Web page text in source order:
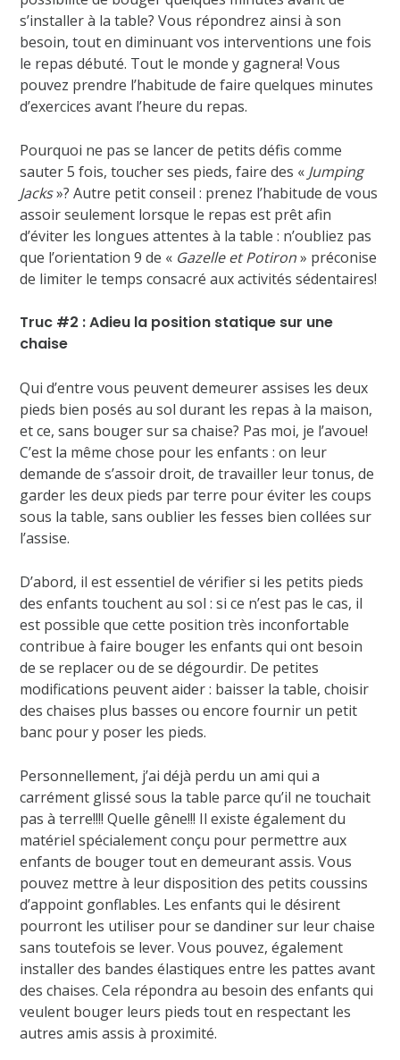
s’installer à la table? Vous répondrez ainsi à son
besoin, tout en diminuant vos interventions une fois
le repas débuté. Tout le monde y gagnera! Vous
pouvez prendre l’habitude de faire quelques minutes
d’exercices avant l’heure du repas.
Pourquoi ne pas se lancer de petits défis comme
sauter 5 fois, toucher ses pieds, faire des « Jumping
Jacks»? Autre petit conseil : prenez l’habitude de vous
assoir seulement lorsque le repas est prêt afin
d’éviter les longues attentes à la table : n’oubliez pas
que l’orientation 9 de « Gazelle et Potiron» préconise
de limiter le temps consacré aux activités sédentaires!
Truc #2 : Adieu la position statique sur une
chaise
Qui d’entre vous peuvent demeurer assises les deux
pieds bien posés au sol durant les repas à la maison,
et ce, sans bouger sur sa chaise? Pas moi, je l’avoue!
C’est la même chose pour les enfants : on leur
demande de s’assoir droit, de travailler leur tonus, de
garder les deux pieds par terre pour éviter les coups
sous la table, sans oublier les fesses bien collées sur
l’assise.
D’abord, il est essentiel de vérifier si les petits pieds
des enfants touchent au sol : si ce n’est pas le cas, il
est possible que cette position très inconfortable
contribue à faire bouger les enfants qui ont besoin
de se replacer ou de se dégourdir. De petites
modifications peuvent aider : baisser la table, choisir
des chaises plus basses ou encore fournir un petit
banc pour y poser les pieds.
Personnellement, j’ai déjà perdu un ami qui a
carrément glissé sous la table parce qu’il ne touchait
pas à terre!!!! Quelle gêne!!! Il existe également du
matériel spécialement conçu pour permettre aux
enfants de bouger tout en demeurant assis. Vous
pouvez mettre à leur disposition des petits coussins
d’appoint gonflables. Les enfants qui le désirent
pourront les utiliser pour se dandiner sur leur chaise
sans toutefois se lever. Vous pouvez, également
installer des bandes élastiques entre les pattes avant
des chaises. Cela répondra au besoin des enfants qui
veulent bouger leurs pieds tout en respectant les
autres amis assis à proximité.